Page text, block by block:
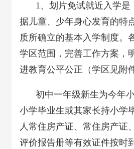
1、划片免试就近入学是
据儿童、少年身心发育的特
质所确立的基本入学制度。
学区范围，完善工作方案，
进教育公平公正（学区见附
初中一年级新生为今年
小学毕业生或其家长持小学
人常住房产证、常住房产证
评价报告册等有效证件按时